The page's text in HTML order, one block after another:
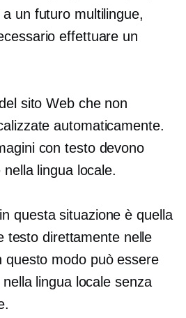
un futuro multilingue,
effettuare un
sito Web che non
automaticamente.
con testo devono
lingua locale.
questa situazione è quella
testo direttamente nelle
questo modo può essere
lingua locale senza